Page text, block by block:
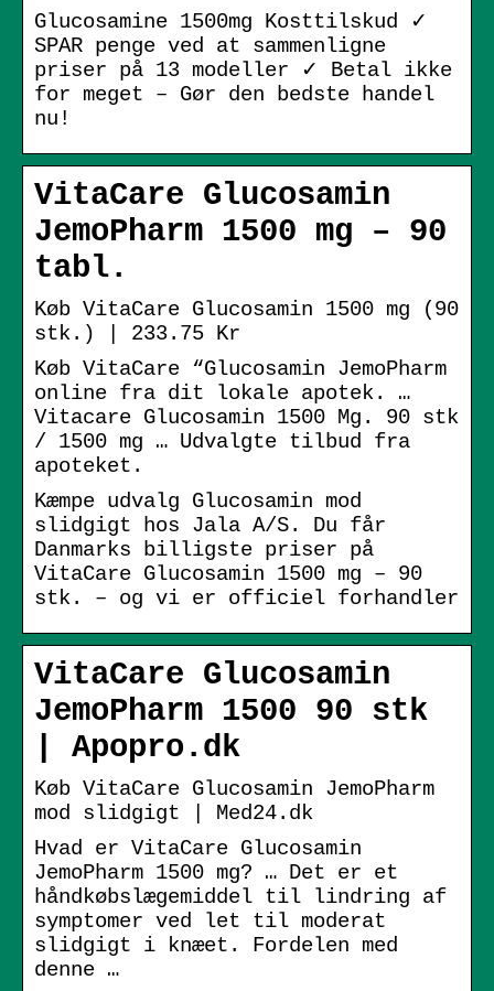
Glucosamine 1500mg Kosttilskud ✓
SPAR penge ved at sammenligne
priser på 13 modeller ✓ Betal ikke
for meget – Gør den bedste handel
nu!
VitaCare Glucosamin
JemoPharm 1500 mg – 90
tabl.
Køb VitaCare Glucosamin 1500 mg (90
stk.) | 233.75 Kr
Køb VitaCare “Glucosamin JemoPharm
online fra dit lokale apotek. …
Vitacare Glucosamin 1500 Mg. 90 stk
/ 1500 mg … Udvalgte tilbud fra
apoteket.
Kæmpe udvalg Glucosamin mod
slidgigt hos Jala A/S. Du får
Danmarks billigste priser på
VitaCare Glucosamin 1500 mg – 90
stk. – og vi er officiel forhandler
VitaCare Glucosamin
JemoPharm 1500 90 stk
| Apopro.dk
Køb VitaCare Glucosamin JemoPharm
mod slidgigt | Med24.dk
Hvad er VitaCare Glucosamin
JemoPharm 1500 mg? … Det er et
håndkøbslægemiddel til lindring af
symptomer ved let til moderat
slidgigt i knæet. Fordelen med
denne …